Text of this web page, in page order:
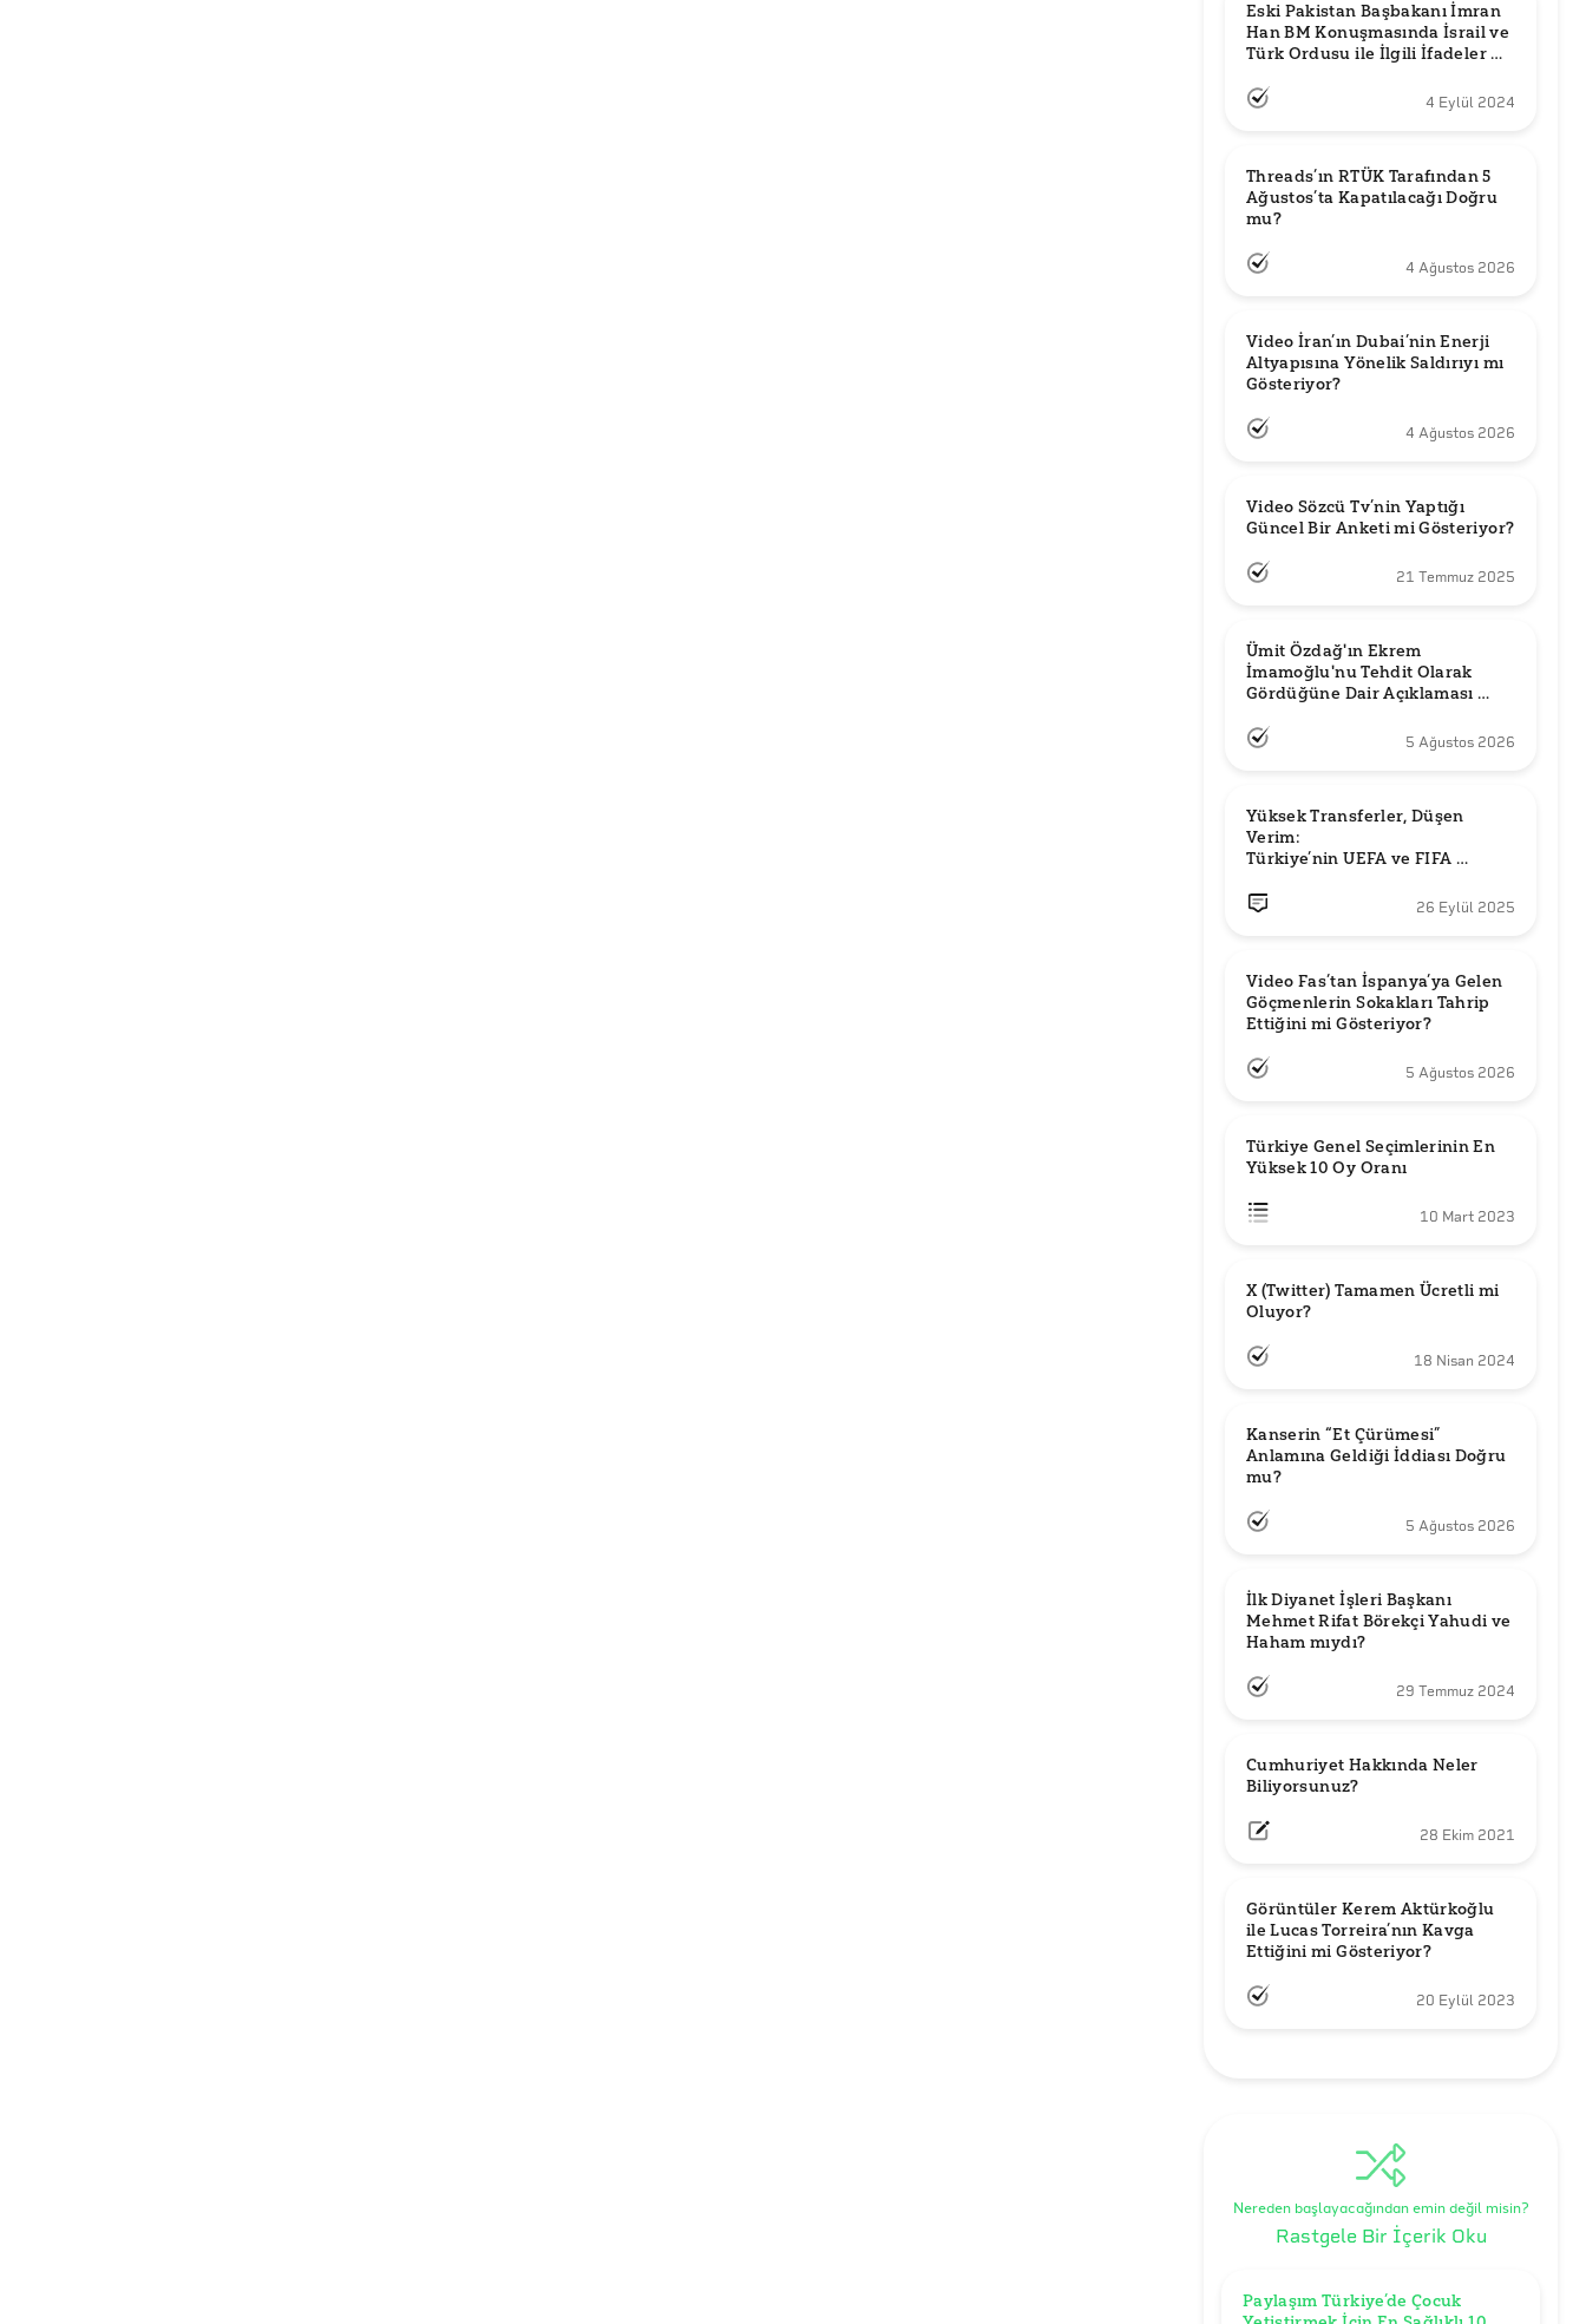
Eski Pakistan Başbakanı İmran
Han BM Konuşmasında İsrail ve
Türk Ordusu ile İlgili İfadeler mi
4 Eylül 2024
Threads’ın RTÜK Tarafından 5
Ağustos’ta Kapatılacağı Doğru
mu?
4 Ağustos 2026
Video İran’ın Dubai’nin Enerji
Altyapısına Yönelik Saldırıyı mı
Gösteriyor?
4 Ağustos 2026
Video Sözcü Tv’nin Yaptığı
Güncel Bir Anketi mi Gösteriyor?
21 Temmuz 2025
Ümit Özdağ'ın Ekrem
İmamoğlu'nu Tehdit Olarak
Gördüğüne Dair Açıklaması
5 Ağustos 2026
Yüksek Transferler, Düşen
Verim:
Türkiye’nin UEFA ve FIFA
26 Eylül 2025
Video Fas’tan İspanya’ya Gelen
Göçmenlerin Sokakları Tahrip
Ettiğini mi Gösteriyor?
5 Ağustos 2026
Türkiye Genel Seçimlerinin En
Yüksek 10 Oy Oranı
10 Mart 2023
X (Twitter) Tamamen Ücretli mi
Oluyor?
18 Nisan 2024
Kanserin “Et Çürümesi”
Anlamına Geldiği İddiası Doğru
mu?
5 Ağustos 2026
İlk Diyanet İşleri Başkanı
Mehmet Rifat Börekçi Yahudi ve
Haham mıydı?
29 Temmuz 2024
Cumhuriyet Hakkında Neler
Biliyorsunuz?
28 Ekim 2021
Görüntüler Kerem Aktürkoğlu
ile Lucas Torreira’nın Kavga
Ettiğini mi Gösteriyor?
20 Eylül 2023
Nereden başlayacağından emin değil misin?
Rastgele Bir İçerik Oku
Paylaşım Türkiye’de Çocuk